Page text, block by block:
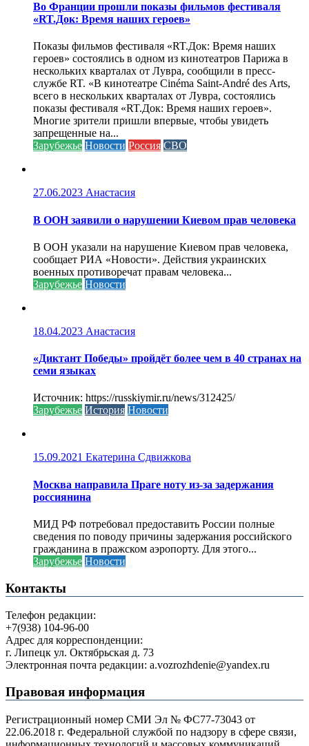
Во Франции прошли показы фильмов фестиваля
«RT.Док: Время наших героев»
Показы фильмов фестиваля «RT.Док: Время наших
героев» состоялись в одном из кинотеатров Парижа в
нескольких кварталах от Лувра, сообщили в пресс-
службе RT. «В кинотеатре Cinéma Saint-André des Arts,
всего в нескольких кварталах от Лувра, состоялись
показы фестиваля «RT.Док: Время наших героев».
Многие зрители пришли впервые, чтобы увидеть
запрещенные на...
Зарубежье Новости Россия СВО
27.06.2023 Анастасия
В ООН заявили о нарушении Киевом прав человека
В ООН указали на нарушение Киевом прав человека,
сообщает РИА «Новости». Действия украинских
военных противоречат правам человека...
Зарубежье Новости
18.04.2023 Анастасия
«Диктант Победы» пройдёт более чем в 40 странах на
семи языках
Источник: https://russkiymir.ru/news/312425/
Зарубежье История Новости
15.09.2021 Екатерина Сдвижкова
Москва направила Праге ноту из-за задержания
россиянина
МИД РФ потребовал предоставить России полные
сведения по поводу причины задержания российского
гражданина в пражском аэропорту. Для этого...
Зарубежье Новости
Контакты
Телефон редакции:
+7(938) 104-96-00
Адрес для корреспонденции:
г. Липецк ул. Октябрьская д. 73
Электронная почта редакции: a.vozrozhdenie@yandex.ru
Правовая информация
Регистрационный номер СМИ Эл № ФС77-73043 от
22.06.2018 г. Федеральной службой по надзору в сфере связи,